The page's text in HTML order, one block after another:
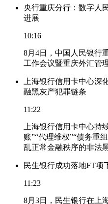
央行重庆分行：数字人
进展
10:16
8月4日，中国人民银行
工作会议暨重庆外汇管
上海银行信用卡中心深
融黑灰产犯罪链条
11:22
上海银行信用卡中心持
账”“代理维权”“债务重
乱正常金融秩序的非法
民生银行成功落地FT项
11:23
8月3日，民生银行在上